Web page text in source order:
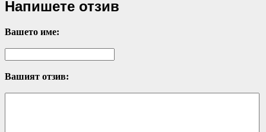
Напишете отзив
Вашето име:
Вашият отзив: